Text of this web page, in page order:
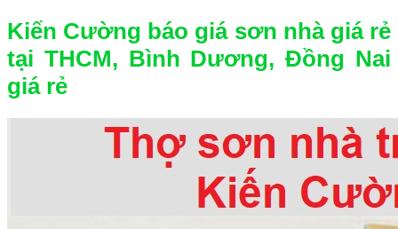
Kiến Cường báo giá sơn nhà giá rẻ
tại THCM, Bình Dương, Đồng Nai
giá rẻ